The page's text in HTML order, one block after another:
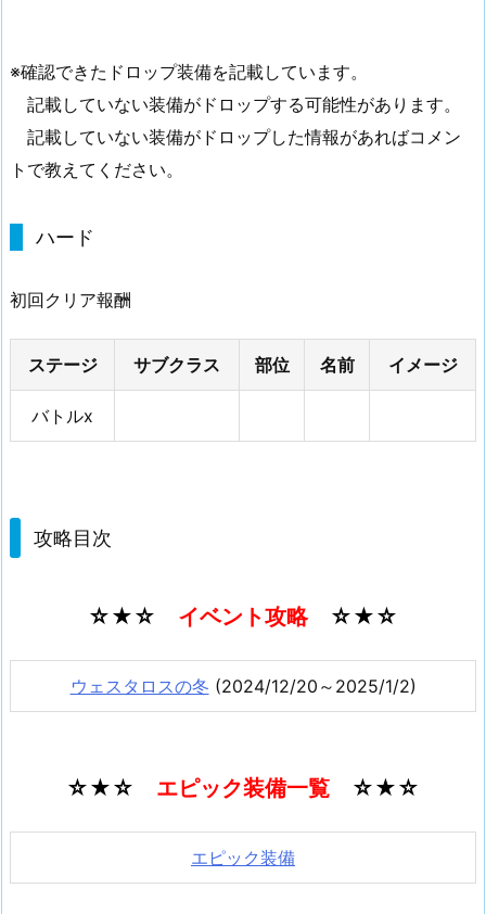
※確認できたドロップ装備を記載しています。
記載していない装備がドロップする可能性があります。
記載していない装備がドロップした情報があればコメン
トで教えてください。
ハード
初回クリア報酬
ステージ サブクラス 部位 名前 イメージ
バトルx
攻略目次
☆★☆ イベント攻略☆★☆
ウェスタロスの冬 (2024/12/20～2025/1/2)
☆★☆ エピック装備一覧 ☆★☆
エピック装備